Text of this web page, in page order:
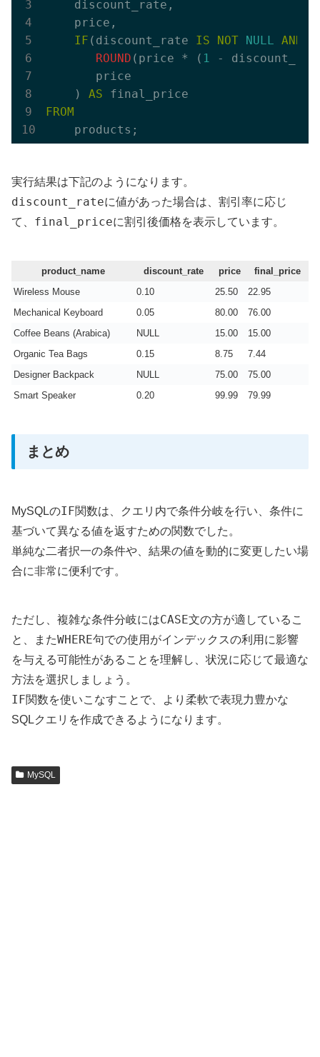
    discount_rate,
    price,
IF (discount_rate IS NOT NULL AND
ROUND (price * ( 1 -
       price
    )
AS
FROM
実行結果は下記のようになります。
discount_rateに値があった場合は、割引率に応じ
て、 final_priceに割引後価格を表示しています。
product_name discount_rate price
final_price
Wireless Mouse
0.10 25.50
22.95
Mechanical Keyboard
0.05 80.00
76.00
Coffee Beans (Arabica)
NULL 15.00
15.00
Organic Tea Bags
0.15 8.75
7.44
Designer Backpack
NULL 75.00
75.00
Smart Speaker
0.20 99.99 79.99
まとめ
MySQLのIF関数は、クエリ内で条件分岐を行い、条件に
基づいて異なる値を返すための関数でした。
単純な二者択一の条件や、結果の値を動的に変更したい場
合に非常に便利です。
ただし、複雑な条件分岐にはCASE文の方が適しているこ
と、またWHERE句での使用がインデックスの利用に影響
を与える可能性があることを理解し、状況に応じて最適な
方法を選択しましょう。
IF関数を使いこなすことで、より柔軟で表現力豊かな
SQLクエリを作成できるようになります。
MySQL